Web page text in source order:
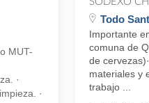
MUT-
·
·
Todo
Importante
comuna de
de
materiales y
trabajo ...